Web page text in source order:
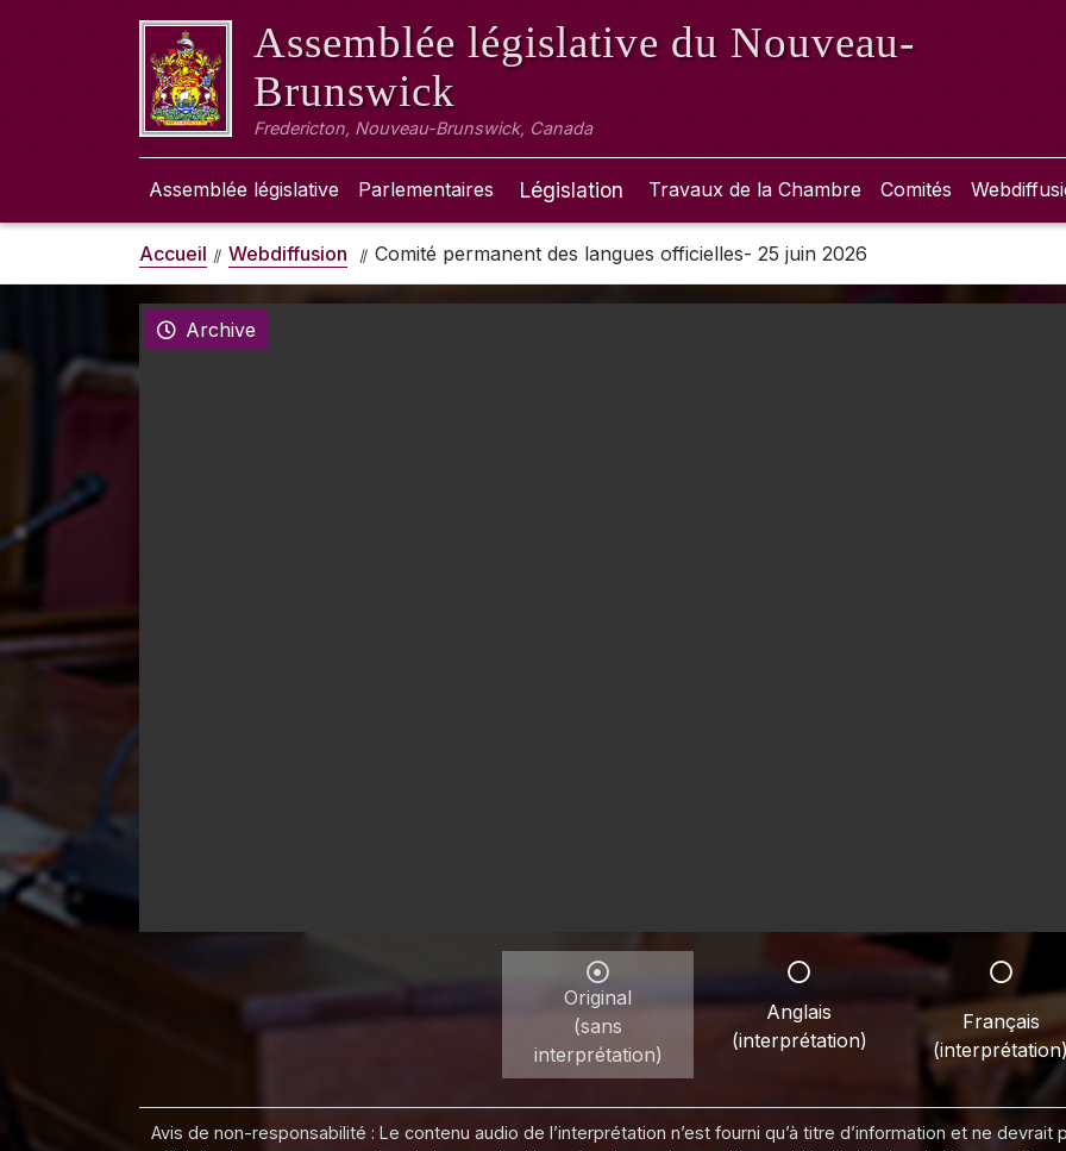
Assemblée législative du Nouveau-
Brunswick
Fredericton, Nouveau-Brunswick, Canada
Assemblée législative Parlementaires Législation Travaux de la Chambre Comités
Accueil Webdiffusion Comité permanent des langues officielles- 25 juin 2026
Archive
Original
(sans
interprétation)
Anglais
(interprétation)
Français
Avis de non-responsabilité : Le contenu audio de l’interprétation n’est fourni qu’à titre d’information et ne